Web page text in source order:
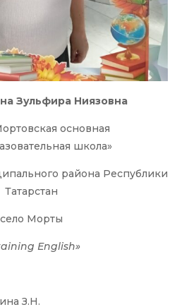
Зульфира Ниязовна
основная
школа»
района Республики
Татарстан
село Морты
English»
З.Н.